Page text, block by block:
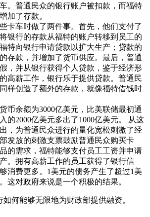
。普通民众的银行账户被扣款，而福特
加了存款。
卡车时做了两件事。首先，他们支付了
银行的存款从福特的账户转移到员工的
特向银行申请贷款以扩大生产；贷款的
存款，并增加了货币供应。最后，普通
，并从银行获得个人贷款，鉴于经济形
高薪工作，银行乐于提供贷款。普通民
样创造了额外的存款，就像福特借钱时
币余额为3000亿美元，比美联储最初通
的2000亿美元多出了1000亿美元。 从这
，为普通民众进行的量化宽松刺激了经
发放的刺激支票鼓励普通民众购买卡
的需求，福特能够支付员工工资并申请
。拥有高薪工作的员工获得了银行信
消费更多。1美元的债务产生了超过1美
这对政府来说是一个积极的结果。
何能够无限地为财政部提供融资。